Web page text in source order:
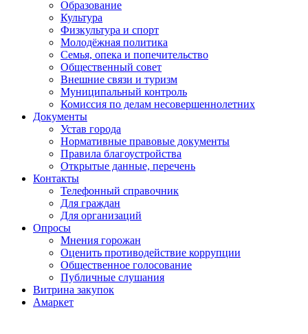
Образование
Культура
Физкультура и спорт
Молодёжная политика
Семья, опека и попечительство
Общественный совет
Внешние связи и туризм
Муниципальный контроль
Комиссия по делам несовершеннолетних
Документы
Устав города
Нормативные правовые документы
Правила благоустройства
Открытые данные, перечень
Контакты
Телефонный справочник
Для граждан
Для организаций
Опросы
Мнения горожан
Оценить противодействие коррупции
Общественное голосование
Публичные слушания
Витрина закупок
Амаркет